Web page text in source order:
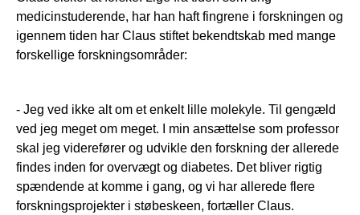
medicinstuderende, har han haft fingrene i forskningen og
igennem tiden har Claus stiftet bekendtskab med mange
forskellige forskningsområder:
- Jeg ved ikke alt om et enkelt lille molekyle. Til gengæld
ved jeg meget om meget. I min ansættelse som professor
skal jeg viderefører og udvikle den forskning der allerede
findes inden for overvægt og diabetes. Det bliver rigtig
spændende at komme i gang, og vi har allerede flere
forskningsprojekter i støbeskeen, fortæller Claus.